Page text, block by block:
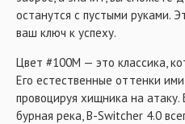
останутся с пустыми руками.
ваш ключ к успеху.
Цвет #100M — это классика,
Его естественные оттенки
провоцируя хищника на
бурная река, B-Switcher 4.0